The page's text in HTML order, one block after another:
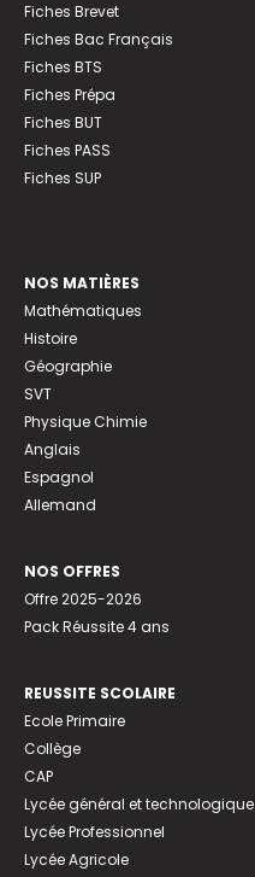
Fiches Brevet
Fiches Bac Français
Fiches BTS
Fiches Prépa
Fiches BUT
Fiches PASS
Fiches SUP
NOS MATIÈRES
Mathématiques
Histoire
Géographie
SVT
Physique Chimie
Anglais
Espagnol
Allemand
NOS OFFRES
Offre 2025-2026
Pack Réussite 4 ans
REUSSITE SCOLAIRE
Ecole Primaire
Collège
CAP
Lycée général et technologique
Lycée Professionnel
Lycée Agricole